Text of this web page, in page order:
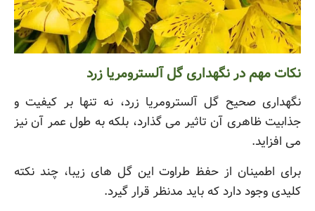
نکات مهم در نگهداری گل آلسترومریا زرد
نگهداری صحیح گل آلسترومریا زرد، نه تنها بر کیفیت و
جذابیت ظاهری آن تاثیر می گذارد، بلکه به طول عمر آن نیز
می افزاید.
برای اطمینان از حفظ طراوت این گل های زیبا، چند نکته
کلیدی وجود دارد که باید مدنظر قرار گیرد.